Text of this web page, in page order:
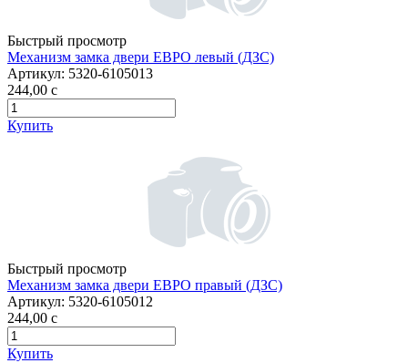
Быстрый просмотр
Механизм замка двери ЕВРО левый (ДЗС)
Артикул: 5320-6105013
244,00 c
Купить
Быстрый просмотр
Механизм замка двери ЕВРО правый (ДЗС)
Артикул: 5320-6105012
244,00 c
Купить